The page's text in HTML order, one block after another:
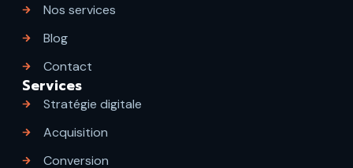
Nos services
Blog
Contact
Services
Stratégie digitale
Acquisition
Conversion